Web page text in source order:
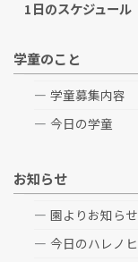
1日のスケジュール
学童のこと
学童募集内容
今日の学童
お知らせ
園よりお知らせ
今日のハレノヒ